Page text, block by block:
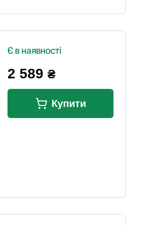
Є в наявності
2 589 ₴
Купити